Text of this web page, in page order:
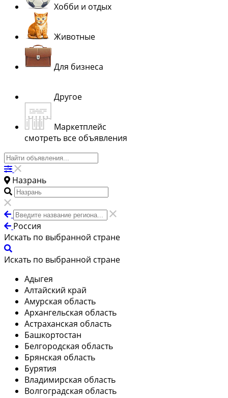
Хобби и отдых
Животные
Для бизнеса
Другое
Маркетплейс
смотреть все объявления
Назрань
Россия
Искать по выбранной стране
Искать по выбранной стране
Адыгея
Алтайский край
Амурская область
Архангельская область
Астраханская область
Башкортостан
Белгородская область
Брянская область
Бурятия
Владимирская область
Волгоградская область